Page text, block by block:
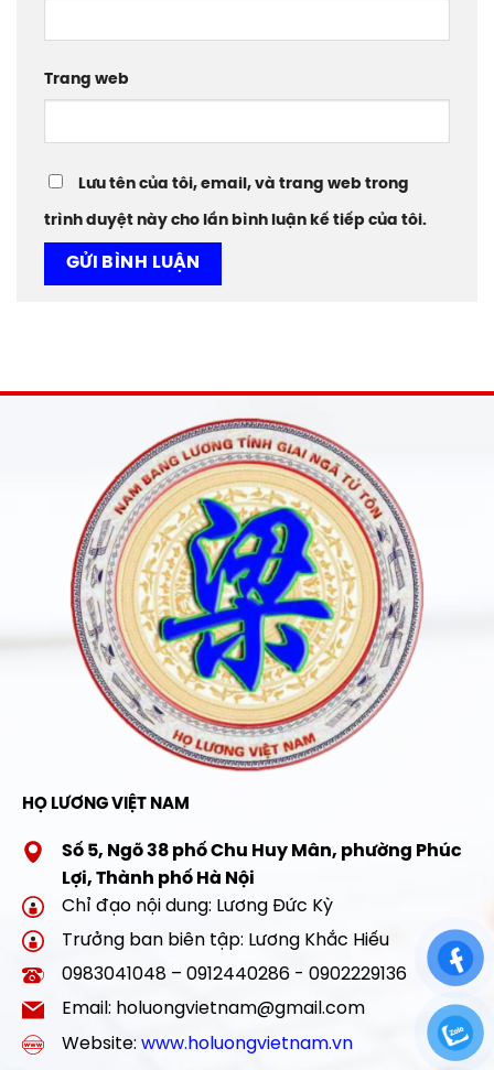
Trang web
Lưu tên của tôi, email, và trang web trong
trình duyệt này cho lần bình luận kế tiếp của tôi.
HỌ LƯƠNG VIỆT NAM
Số 5, Ngõ 38 phố Chu Huy Mân, phường Phúc
Lợi, Thành phố Hà Nội
Chỉ đạo nội dung: Lương Đức Kỳ
Trưởng ban biên tập: Lương Khắc Hiếu
0983041048 – 0912440286 - 0902229136
Email: holuongvietnam@gmail.com
Website: www.holuongvietnam.vn